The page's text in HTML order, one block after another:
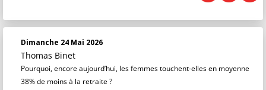
Dimanche 24 Mai 2026
Thomas Binet
Pourquoi, encore aujourd’hui, les femmes touchent-elles en moyenne
38% de moins à la retraite ?